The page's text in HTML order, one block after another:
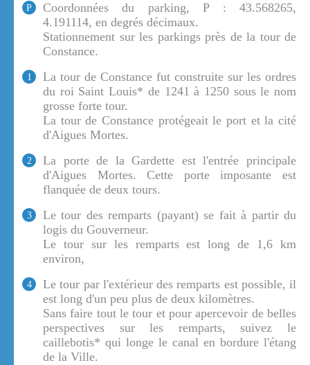
P
Coordonnées du parking, P : 43.568265,
4.191114, en degrés décimaux.
Stationnement sur les parkings près de la tour de
Constance.
1
La tour de Constance fut construite sur les ordres
du roi Saint Louis* de 1241 à 1250 sous le nom
grosse forte tour.
La tour de Constance protégeait le port et la cité
d'Aigues Mortes.
2
La porte de la Gardette est l'entrée principale
d'Aigues Mortes. Cette porte imposante est
flanquée de deux tours.
3
Le tour des remparts (payant) se fait à partir du
logis du Gouverneur.
Le tour sur les remparts est long de 1,6 km
environ,
4
Le tour par l'extérieur des remparts est possible, il
est long d'un peu plus de deux kilomètres.
Sans faire tout le tour et pour apercevoir de belles
perspectives sur les remparts, suivez le
caillebotis* qui longe le canal en bordure l'étang
de la Ville.